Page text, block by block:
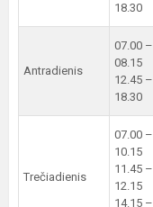
18.30
Antradienis
07.00 –
08.15
12.45 –
18.30
Trečiadienis
07.00 –
10.15
11.45 –
12.15
14.15 –